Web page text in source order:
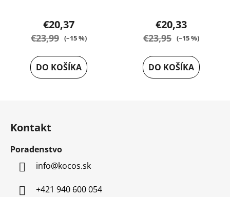
hodnotenie
produktu
je
5,0
€20,37
€23,99 (–15 %)
DO KOŠÍKA
hodnotenie
produktu
je
4,5
€20,33
€23,95 (–15 %)
DO KOŠÍKA
Kontakt
Poradenstvo
info@kocos.sk
+421 940 600 054